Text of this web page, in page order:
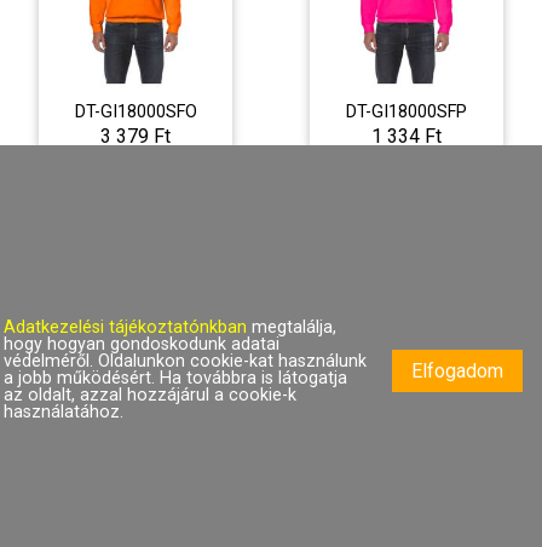
DT-GI18000SFO
3 379 Ft
DT-GI18000SFP
1 334 Ft
DT-GI18000SH
3 379 Ft
DT-GI18000SP
Adatkezelési tájékoztatónkbanmegtalálja,
hogy hogyan gondoskodunk adatai
védelméről. Oldalunkon cookie-kat használunk
a jobb működésért. Ha továbbra is látogatja
az oldalt, azzal hozzájárul a cookie-k
használatához.
Elfogadom